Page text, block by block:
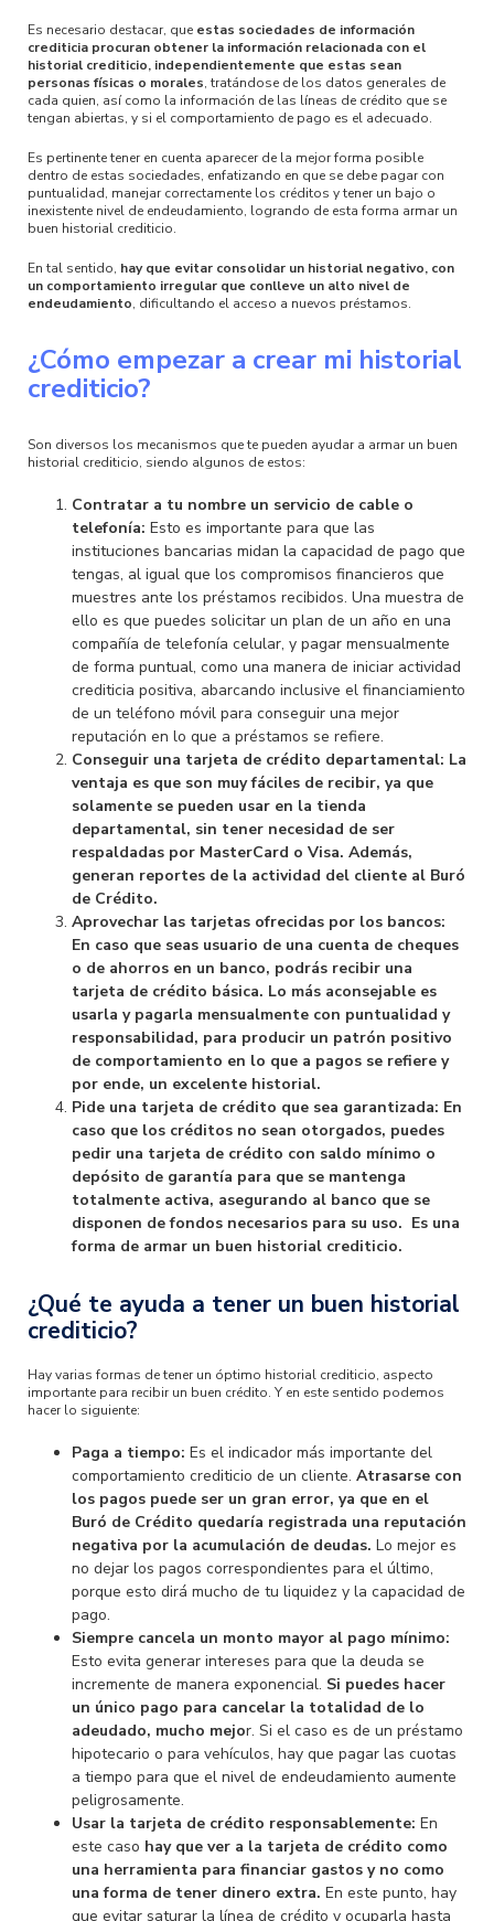
Es necesario destacar, que estas sociedades de información
crediticia procuran obtener la información relacionada con el
historial crediticio, independientemente que estas sean
personas físicas o morales, tratándose de los datos generales de
cada quien, así como la información de las líneas de crédito que se
tengan abiertas, y si el comportamiento de pago es el adecuado.
Es pertinente tener en cuenta aparecer de la mejor forma posible
dentro de estas sociedades, enfatizando en que se debe pagar con
puntualidad, manejar correctamente los créditos y tener un bajo o
inexistente nivel de endeudamiento, logrando de esta forma armar un
buen historial crediticio.
En tal sentido, hay que evitar consolidar un historial negativo, con
un comportamiento irregular que conlleve un alto nivel de
endeudamiento, dificultando el acceso a nuevos préstamos.
¿Cómo empezar a crear mi historial
crediticio?
Son diversos los mecanismos que te pueden ayudar a armar un buen
historial crediticio, siendo algunos de estos:
Contratar a tu nombre un servicio de cable o
telefonía: Esto es importante para que las
instituciones bancarias midan la capacidad de pago que
tengas, al igual que los compromisos financieros que
muestres ante los préstamos recibidos. Una muestra de
ello es que puedes solicitar un plan de un año en una
compañía de telefonía celular, y pagar mensualmente
de forma puntual, como una manera de iniciar actividad
crediticia positiva, abarcando inclusive el financiamiento
de un teléfono móvil para conseguir una mejor
reputación en lo que a préstamos se refiere.
Conseguir una tarjeta de crédito departamental: La
ventaja es que son muy fáciles de recibir, ya que
solamente se pueden usar en la tienda
departamental, sin tener necesidad de ser
respaldadas por MasterCard o Visa. Además,
generan reportes de la actividad del cliente al Buró
de Crédito.
Aprovechar las tarjetas ofrecidas por los bancos:
En caso que seas usuario de una cuenta de cheques
o de ahorros en un banco, podrás recibir una
tarjeta de crédito básica. Lo más aconsejable es
usarla y pagarla mensualmente con puntualidad y
responsabilidad, para producir un patrón positivo
de comportamiento en lo que a pagos se refiere y
por ende, un excelente historial.
Pide una tarjeta de crédito que sea garantizada: En
caso que los créditos no sean otorgados, puedes
pedir una tarjeta de crédito con saldo mínimo o
depósito de garantía para que se mantenga
totalmente activa, asegurando al banco que se
disponen de fondos necesarios para su uso. Es una
forma de armar un buen historial crediticio.
¿Qué te ayuda a tener un buen historial
crediticio?
Hay varias formas de tener un óptimo historial crediticio, aspecto
importante para recibir un buen crédito. Y en este sentido podemos
hacer lo siguiente:
Paga a tiempo: Es el indicador más importante del
comportamiento crediticio de un cliente. Atrasarse con
los pagos puede ser un gran error, ya que en el
Buró de Crédito quedaría registrada una reputación
negativa por la acumulación de deudas. Lo mejor es
no dejar los pagos correspondientes para el último,
porque esto dirá mucho de tu liquidez y la capacidad de
pago.
Siempre cancela un monto mayor al pago mínimo:
Esto evita generar intereses para que la deuda se
incremente de manera exponencial. Si puedes hacer
un único pago para cancelar la totalidad de lo
adeudado, mucho mejor. Si el caso es de un préstamo
hipotecario o para vehículos, hay que pagar las cuotas
a tiempo para que el nivel de endeudamiento aumente
peligrosamente.
Usar la tarjeta de crédito responsablemente: En
este caso hay que ver a la tarjeta de crédito como
una herramienta para financiar gastos y no como
una forma de tener dinero extra. En este punto, hay
que evitar saturar la línea de crédito y ocuparla hasta